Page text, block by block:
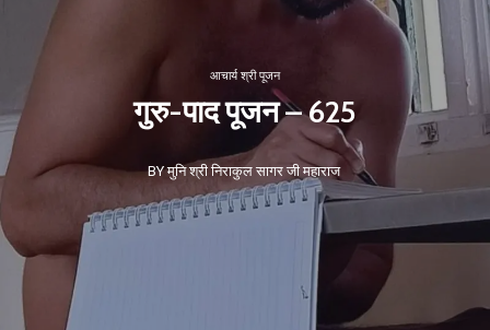
आचार्य श्री पूजन
गुरु-पाद पूजन – 625
BY मुनि श्री निराकुल सागर जी महाराज